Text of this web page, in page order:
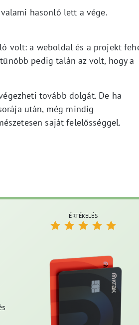
hasonló lett a vége.
volt: a weboldal és a projekt
pedig talán az volt, hogy a
tovább dolgát. De ha
után, még mindig
saját felelősséggel.
ÉRTÉKELÉS